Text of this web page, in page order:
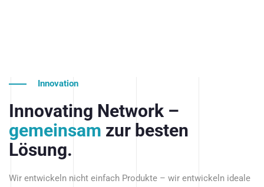
Innovation
Innovating Network –
gemeinsam zur besten
Lösung.
Wir entwickeln nicht einfach Produkte – wir entwickeln ideale